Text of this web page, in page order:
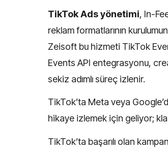
TikTok Ads yönetimi, In-
reklam formatlarının
Zeisoft bu hizmeti TikTok
Events API entegrasyonu,
sekiz adımlı süreç izlenir.
TikTok’ta Meta veya
hikaye izlemek için geliyor;
TikTok’ta başarılı olan